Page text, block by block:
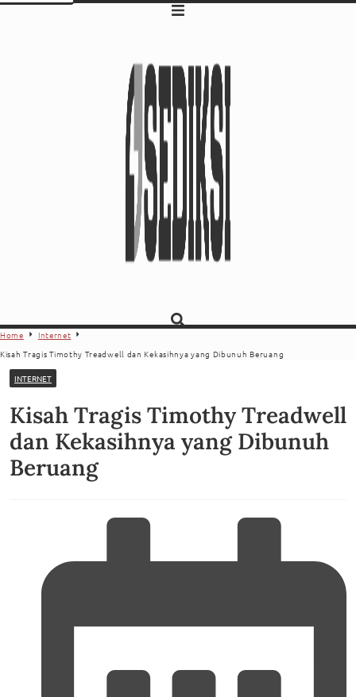
Home
Internet
Kisah Tragis Timothy Treadwell dan Kekasihnya yang Dibunuh Beruang
INTERNET
Kisah Tragis Timothy Treadwell
dan Kekasihnya yang Dibunuh
Beruang